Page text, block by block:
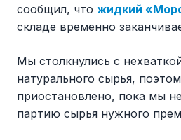
сообщил, что жидкий
складе временно
Мы столкнулись с
натурального сырья,
приостановлено, пока мы
партию сырья нужного